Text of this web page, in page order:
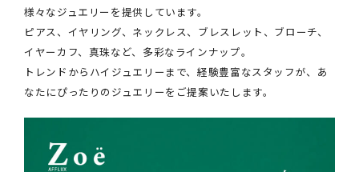
様々なジュエリーを提供しています。
ピアス、イヤリング、ネックレス、ブレスレット、ブローチ、
イヤーカフ、真珠など、多彩なラインナップ。
トレンドからハイジュエリーまで、経験豊富なスタッフが、あ
なたにぴったりのジュエリーをご提案いたします。